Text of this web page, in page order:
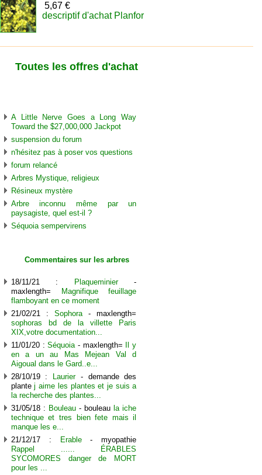
5,67 €
descriptif d'achat Planfor
Toutes les offres d'achat
A Little Nerve Goes a Long Way
Toward the $27,000,000 Jackpot
suspension du forum
n'hésitez pas à poser vos questions
forum relancé
Arbres Mystique, religieux
Résineux mystère
Arbre inconnu même par un
paysagiste, quel est-il ?
Séquoia sempervirens
Commentaires sur les arbres
18/11/21 : Plaqueminier-
maxlength= Magnifique feuillage
flamboyant en ce moment
21/02/21 : Sophora - maxlength=
sophoras bd de la villette Paris
XIX,votre documentation...
11/01/20 :Séquoia - maxlength= Il y
en a un au Mas Mejean Val d
Aigoual dans le Gard..e...
28/10/19 : Laurier- demande des
plantej aime les plantes et je suis a
la recherche des plantes...
31/05/18 : Bouleau- bouleaula iche
technique et tres bien fete mais il
manque les e...
21/12/17 : Erable- myopathie
Rappel ...... ÉRABLES
SYCOMORES danger de MORT
pour les ...